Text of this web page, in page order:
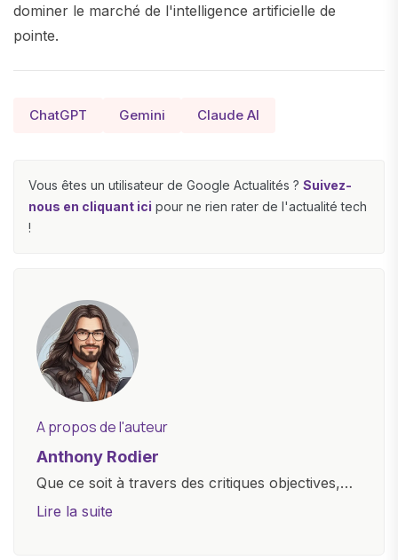
dominer le marché de l'intelligence artificielle de
pointe.
ChatGPT Gemini Claude AI
Vous êtes un utilisateur de Google Actualités ? Suivez-
nous en cliquant ici pour ne rien rater de l'actualité tech
!
A propos de l'auteur
Anthony Rodier
Que ce soit à travers des critiques objectives,
des guides d'achat ou des analyses
Lire la suite